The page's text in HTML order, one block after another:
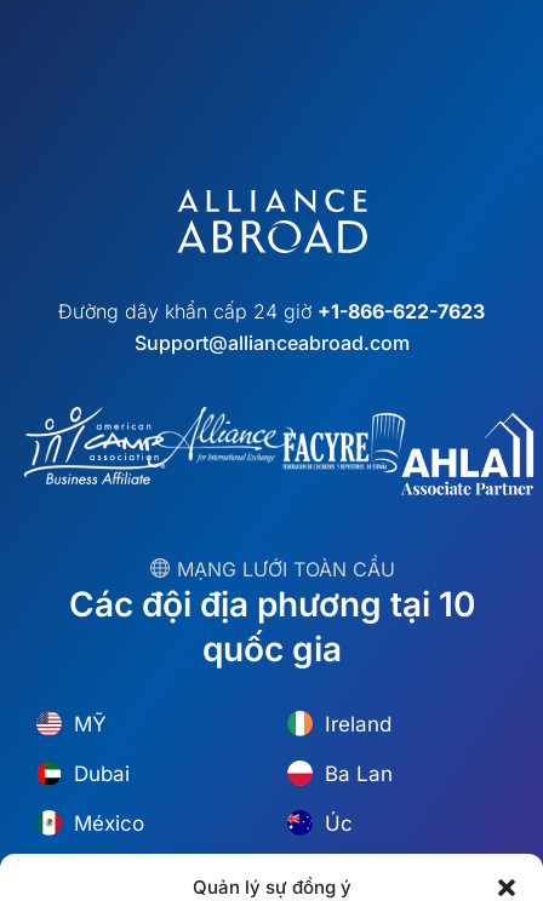
Quản lý sự đồng ý
Đường dây khẩn cấp 24 giờ +1-866-622-7623
Support@allianceabroad.com
︎ MẠNG LƯỚI TOÀN CẦU
Các đội địa phương tại 10
quốc gia
MỸ
Dubai
México
Ireland
Ba Lan
Úc